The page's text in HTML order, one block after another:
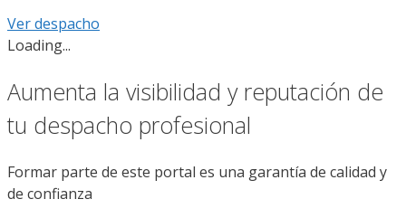
Ver despacho
Loading...
Aumenta la visibilidad y reputación de
tu despacho profesional
Formar parte de este portal es una garantía de calidad y
de confianza